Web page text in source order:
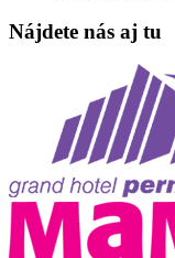
Nájdete nás aj tu